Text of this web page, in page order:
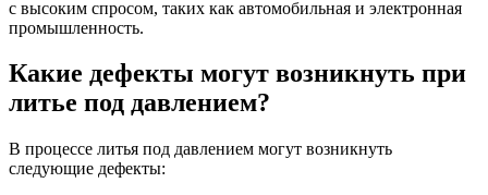
с высоким спросом, таких как автомобильная и электронная
промышленность.
Какие дефекты могут возникнуть при
литье под давлением?
В процессе литья под давлением могут возникнуть
следующие дефекты: